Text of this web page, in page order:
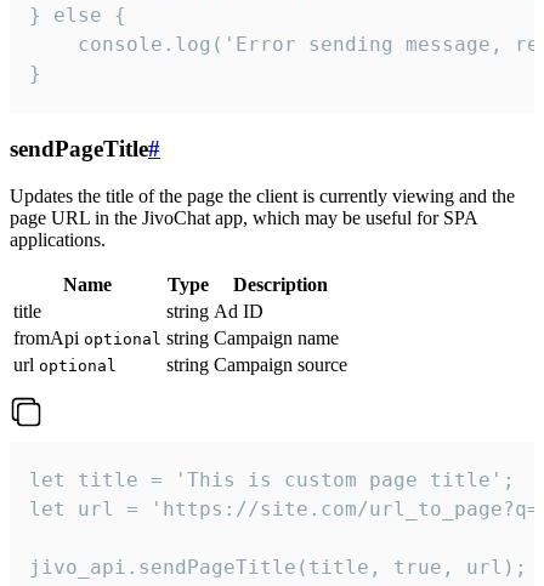
} else {
console.log('Error sending message,
}
sendPageTitle#
Updates the title of the page the client is currently viewing and the
page URL in the JivoChat app, which may be useful for SPA
applications.
Name Type
Description
title
string Ad ID
fromApi optional string Campaign name
url optional string Campaign source
let title = 'This is custom page title';
let url = 'https://site.com/
jivo_api.sendPageTitle(title, true, url);